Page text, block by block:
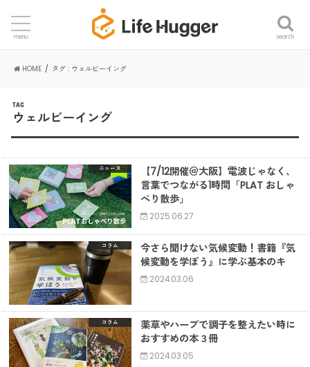
search
menu
HOME タグ : ウェルビーイング
TAG
ウェルビーイング
ニュース
【7/12開催＠大阪】電波じゃなく、
言葉でつながる1時間「PLAT おしゃ
べり散歩」
2025.06.27
コラム
今さら聞けない気候変動！書籍『気
候変動を学ぼう』に学ぶ基本のキ
2024.03.06
コラム
薬草やハーブで調子を整えたい時に
おすすめの本３冊
2024.03.05